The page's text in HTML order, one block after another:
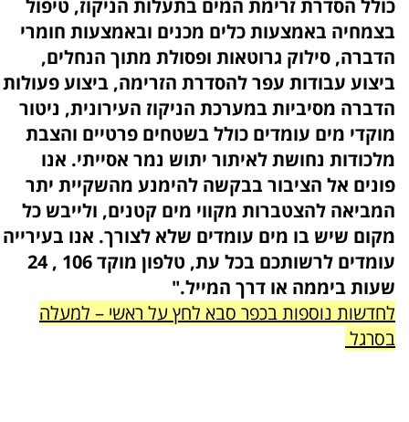
כולל הסדרת זרימת המים בתעלות הניקוז, טיפול
בצמחיה באמצעות כלים מכנים ובאמצעות חומרי
הדברה, סילוק גרוטאות ופסולת מתוך הנחלים,
ביצוע עבודות עפר להסדרת הזרימה, ביצוע פעולות
הדברה מסיביות במערכת הניקוז העירונית, ניטור
מוקדי מים עומדים כולל בשטחים פרטיים והצבת
מלכודות נחושת לאיתור יתוש נמר אסייתי. אנו
פונים אל הציבור בבקשה להימנע מהשקיית יתר
המביאה להצטברות מקווי מים קטנים, ולייבש כל
מקום שיש בו מים עומדים שלא לצורך. אנו בעירייה
עומדים לרשותכם בכל עת, טלפון מוקד 106 , 24
שעות ביממה או דרך המייל."
לחדשות נוספות בכפר סבא לחץ על ראשי – למעלה
בסרגל